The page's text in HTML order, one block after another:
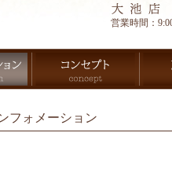
営業時間：
フォメーション